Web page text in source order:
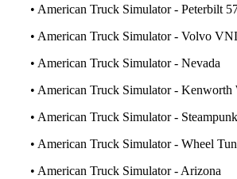
• American Truck Simulator - Peterbilt
• American Truck Simulator - Volvo
• American Truck Simulator - Nevada
• American Truck Simulator - Kenworth
• American Truck Simulator -
• American Truck Simulator - Wheel
• American Truck Simulator - Arizona